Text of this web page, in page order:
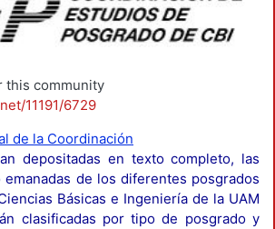
this community
11191/6729
de la Coordinación
depositadas en texto completo, las
de los diferentes posgrados
Básicas e Ingeniería de la UAM
clasificadas por tipo de posgrado y